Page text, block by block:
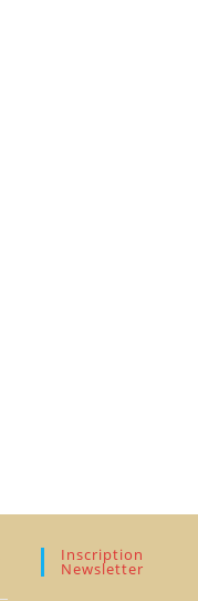
Inscription
Newsletter